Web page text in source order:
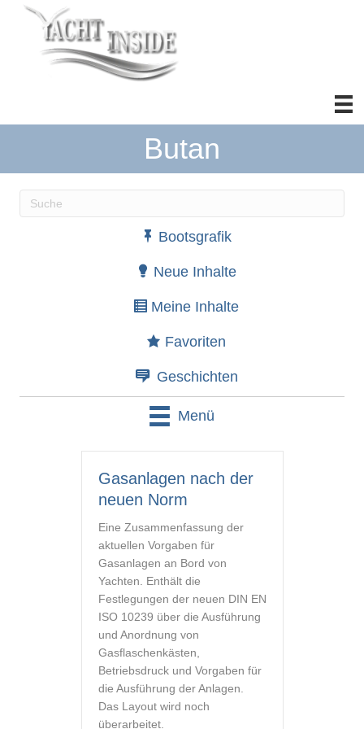
Butan
Wenn die Ergebnisse der automatischen
Bootsgrafik
Neue Inhalte
Meine Inhalte
Favoriten
Geschichten
Menü
Gasanlagen nach der
neuen Norm
Eine Zusammenfassung der
aktuellen Vorgaben für
Gasanlagen an Bord von
Yachten. Enthält die
Festlegungen der neuen DIN EN
ISO 10239 über die Ausführung
und Anordnung von
Gasflaschenkästen,
Betriebsdruck und Vorgaben für
die Ausführung der Anlagen.
Das Layout wird noch
überarbeitet.